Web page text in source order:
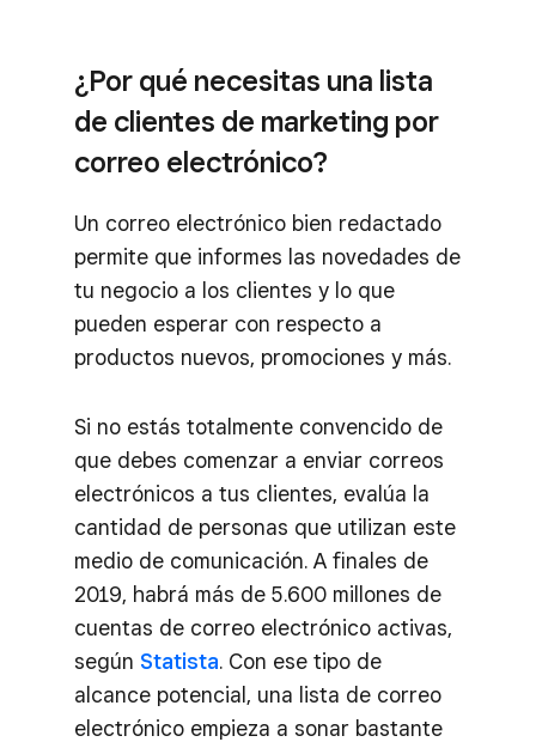
¿Por qué necesitas una lista
de clientes de marketing por
correo electrónico?
Un correo electrónico bien redactado
permite que informes las novedades de
tu negocio a los clientes y lo que
pueden esperar con respecto a
productos nuevos, promociones y más.
Si no estás totalmente convencido de
que debes comenzar a enviar correos
electrónicos a tus clientes, evalúa la
cantidad de personas que utilizan este
medio de comunicación. A finales de
2019, habrá más de 5.600 millones de
cuentas de correo electrónico activas,
según Statista. Con ese tipo de
alcance potencial, una lista de correo
electrónico empieza a sonar bastante